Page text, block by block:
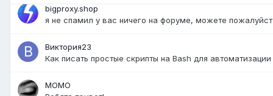
bigproxy.shop
я не спамил у вас ничего на форуме, можете
Виктория23
Как писать простые скрипты на Bash для автоматизации
MOMO